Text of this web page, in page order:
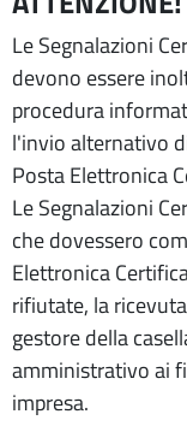
Le Segnalazioni
devono essere
procedura
l'invio alternativo
Posta Elettronica
Le Segnalazioni
che dovessero
Elettronica
rifiutate, la
gestore della
amministrativo ai
impresa.